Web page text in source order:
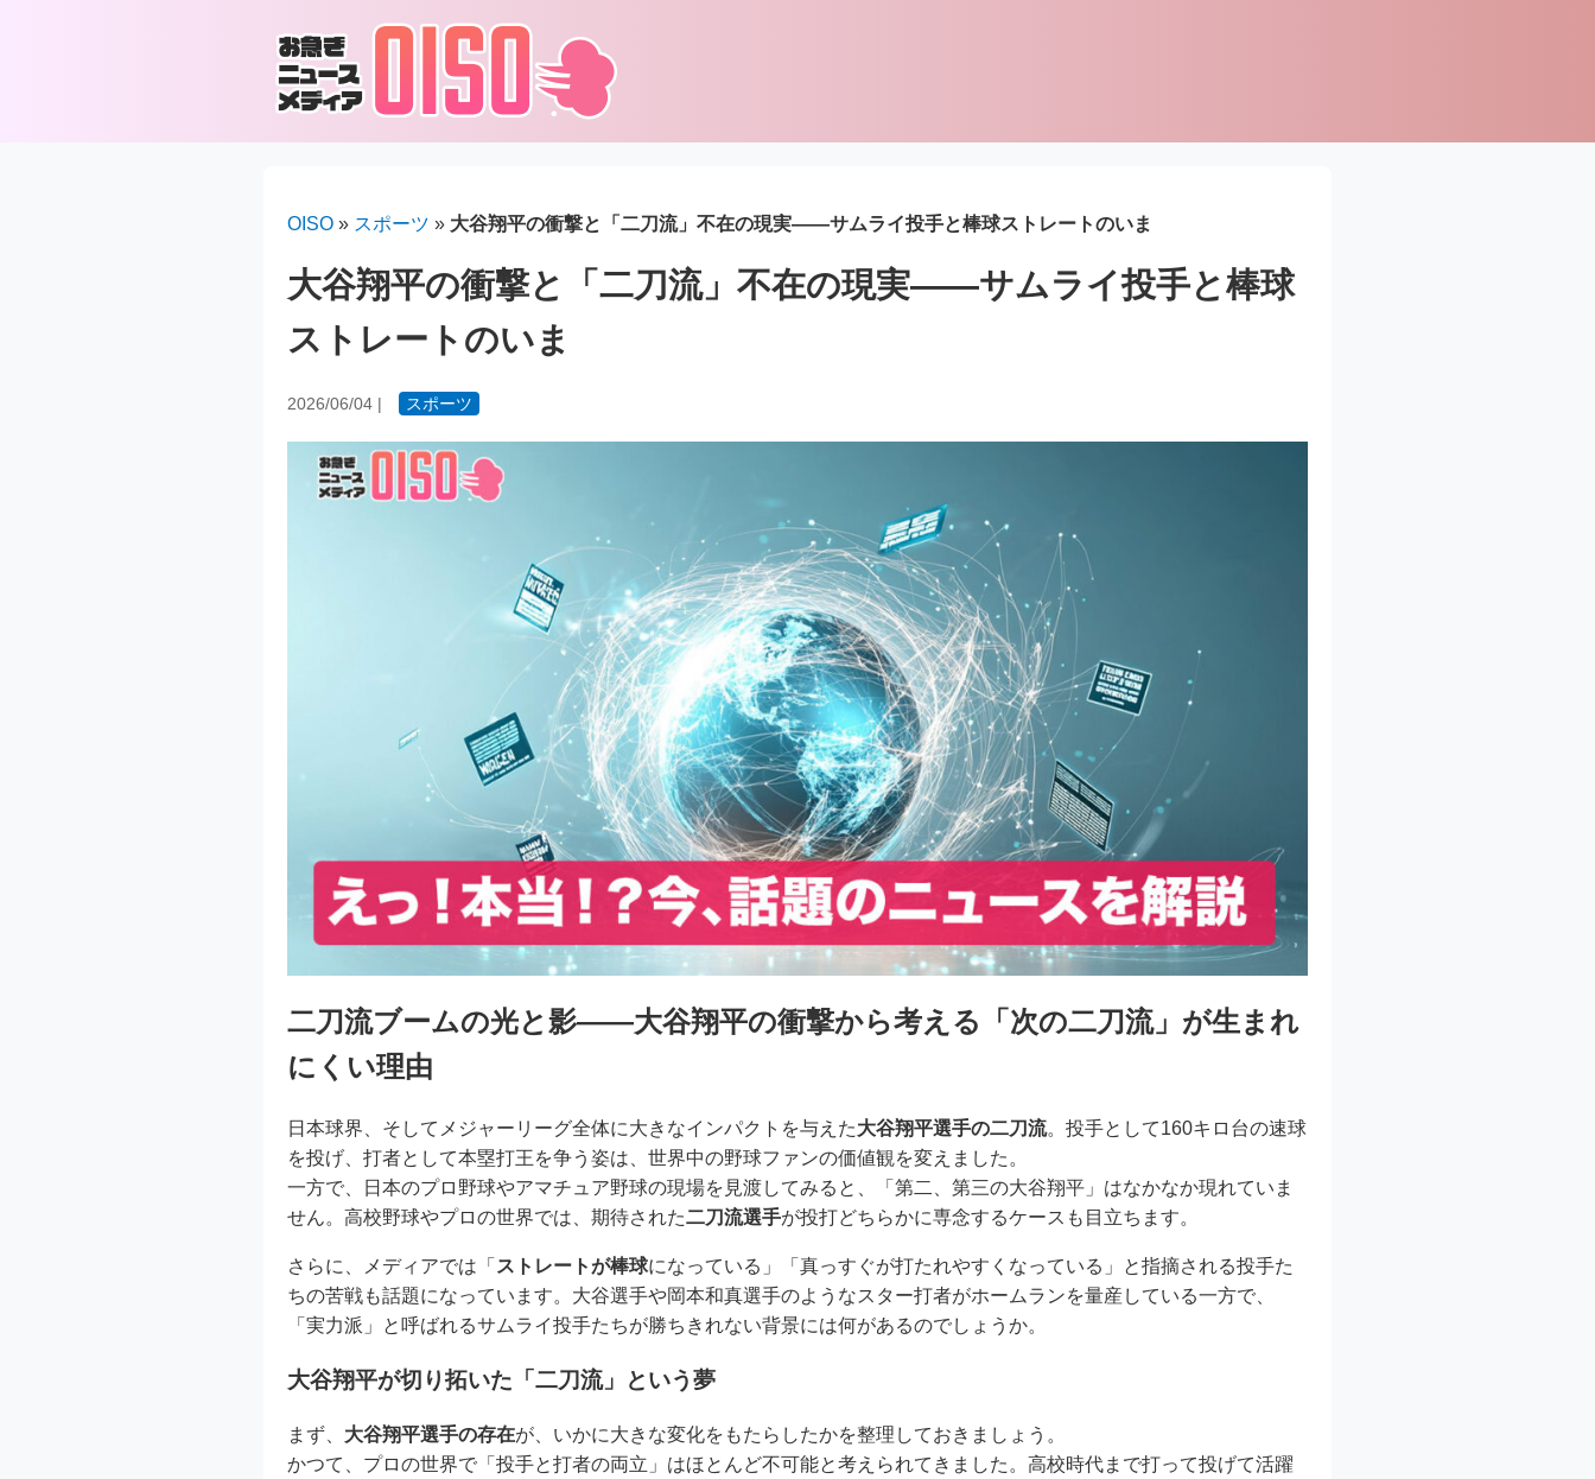
OISO » スポーツ » 大谷翔平の衝撃と「二刀流」不在の現実――サムライ投手と棒球ストレートのいま
大谷翔平の衝撃と「二刀流」不在の現実――サムライ投手と棒球
ストレートのいま
2026/06/04 | スポーツ
二刀流ブームの光と影――大谷翔平の衝撃から考える「次の二刀流」が生まれ
にくい理由
日本球界、そしてメジャーリーグ全体に大きなインパクトを与えた大谷翔平選手の二刀流。投手として160キロ台の速球
を投げ、打者として本塁打王を争う姿は、世界中の野球ファンの価値観を変えました。
一方で、日本のプロ野球やアマチュア野球の現場を見渡してみると、「第二、第三の大谷翔平」はなかなか現れていま
せん。高校野球やプロの世界では、期待された二刀流選手が投打どちらかに専念するケースも目立ちます。
さらに、メディアでは「 ストレートが棒球になっている」「真っすぐが打たれやすくなっている」と指摘される投手た
ちの苦戦も話題になっています。大谷選手や岡本和真選手のようなスター打者がホームランを量産している一方で、
「実力派」と呼ばれるサムライ投手たちが勝ちきれない背景には何があるのでしょうか。
大谷翔平が切り拓いた「二刀流」という夢
まず、 大谷翔平選手の存在が、いかに大きな変化をもたらしたかを整理しておきましょう。
かつて、プロの世界で「投手と打者の両立」はほとんど不可能と考えられてきました。高校時代まで打って投げて活躍